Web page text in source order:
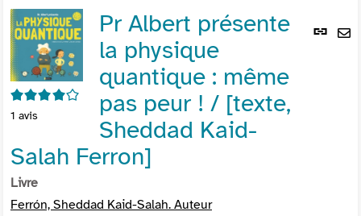
Lien
4/5
1 avis
Pr Albert présente
la physique
quantique : même
pas peur ! / [texte,
Sheddad Kaid-
Salah Ferron]
Livre
Ferrón, Sheddad Kaid-Salah. Auteur